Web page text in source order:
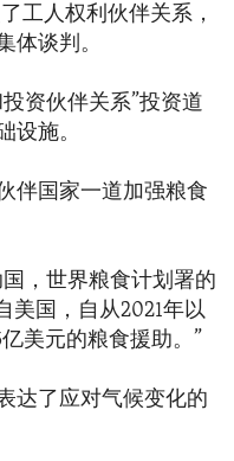
工人权利伙伴关系，
体谈判。
资伙伴关系”投资道
设施。
伴国家一道加强粮食
，世界粮食计划署的
美国，自从2021年以
美元的粮食援助。”
达了应对气候变化的